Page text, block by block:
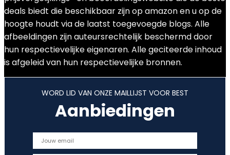
deals biedt die beschikbaar zijn op amazon en u op de
hoogte houdt via de laatst toegevoegde blogs. Alle
afbeeldingen zijn auteursrechtelijk beschermd door
hun respectievelijke eigenaren. Alle geciteerde inhoud
is afgeleid van hun respectievelijke bronnen.
WORD LID VAN ONZE MAILLIJST VOOR BEST
Aanbiedingen